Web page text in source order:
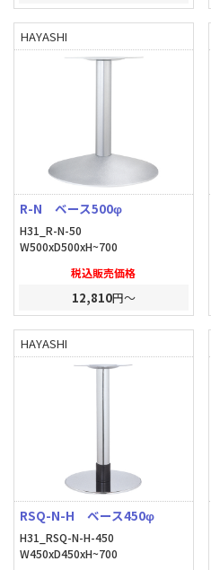
HAYASHI
R-N ベース500φ
H31_R-N-50
W500xD500xH~700
税込販売価格
12,810円～
HAYASHI
RSQ-N-H ベース450φ
H31_RSQ-N-H-450
W450xD450xH~700